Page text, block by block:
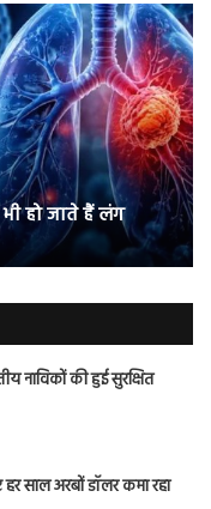
भी हो जाते हैं लंग
में
की
नाविकों की हुई सुरक्षित
साल अरबों डॉलर कमा रहा